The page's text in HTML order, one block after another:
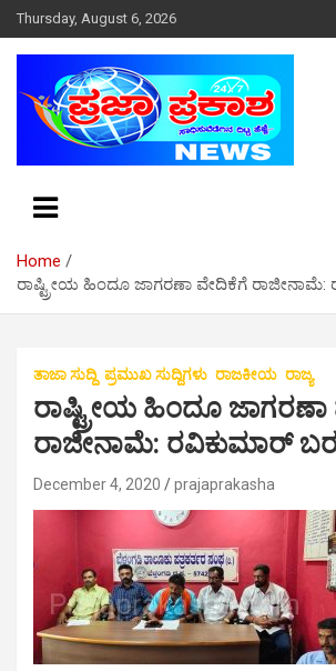
k
Thursday, August 6, 2026
Home
ರಾಷ್ಟ್ರೀಯ ಹಿಂದೂ ಜಾಗರಣಾ ವೇದಿಕೆಗೆ
ತಾಜಾ ಸುದ್ದಿ ಪ್ರಮುಖ ಸುದ್ದಿಗಳು ರಾಜಕೀಯ ರಾಜ್ಯ
ರಾಷ್ಟ್ರೀಯ ಹಿಂದೂ
ರಾಜೀನಾಮೆ: ರವಿಕುಮಾರ್
December 4, 2020 prajaprakasha